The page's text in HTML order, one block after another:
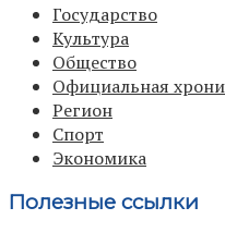
Государство
Культура
Общество
Официальная
Регион
Спорт
Экономика
Полезные ссылки